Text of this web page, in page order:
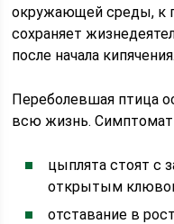
окружающей среды, к
сохраняет
после начала кипячения.
Переболевшая птица
всю жизнь.
цыплята стоят с
открытым
отставание в